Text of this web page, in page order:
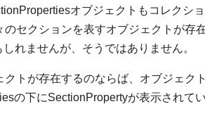
オブジェクトもコレクショ
のセクションを表すオブジェクトが存
れませんが、そうではありません。
クトが存在するのならば、オブジェク
の下にSectionPropertyが表示されて